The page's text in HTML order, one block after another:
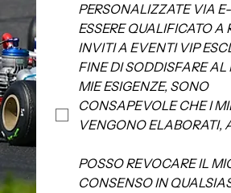
PERSONALIZZATE VIA
ESSERE QUALIFICATO A
INVITI A EVENTI VIP
FINE DI SODDISFARE AL
MIE ESIGENZE, SONO
CONSAPEVOLE CHE I
VENGONO ELABORATI,
POSSO REVOCARE IL
CONSENSO IN